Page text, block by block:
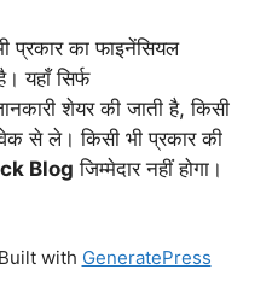
प्रकार का फाइनेंसियल
यहाँ सिर्फ
शेयर की जाती है, किसी
से ले। किसी भी प्रकार की
Blog जिम्मेदार नहीं होगा।
with GeneratePress